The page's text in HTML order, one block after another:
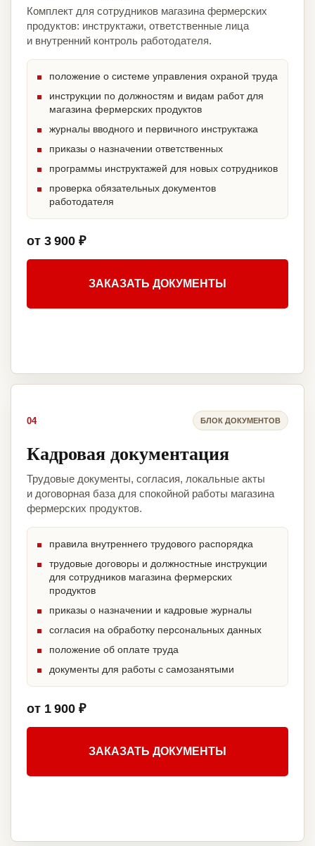
Комплект для сотрудников магазина фермерских
продуктов: инструктажи, ответственные лица
и внутренний контроль работодателя.
положение о системе управления охраной труда
инструкции по должностям и видам работ для
магазина фермерских продуктов
журналы вводного и первичного инструктажа
приказы о назначении ответственных
программы инструктажей для новых сотрудников
проверка обязательных документов
работодателя
от 3 900 ₽
ЗАКАЗАТЬ ДОКУМЕНТЫ
04 БЛОК ДОКУМЕНТОВ
Кадровая документация
Трудовые документы, согласия, локальные акты
и договорная база для спокойной работы магазина
фермерских продуктов.
правила внутреннего трудового распорядка
трудовые договоры и должностные инструкции
для сотрудников магазина фермерских
продуктов
приказы о назначении и кадровые журналы
согласия на обработку персональных данных
положение об оплате труда
документы для работы с самозанятыми
от 1 900 ₽
ЗАКАЗАТЬ ДОКУМЕНТЫ